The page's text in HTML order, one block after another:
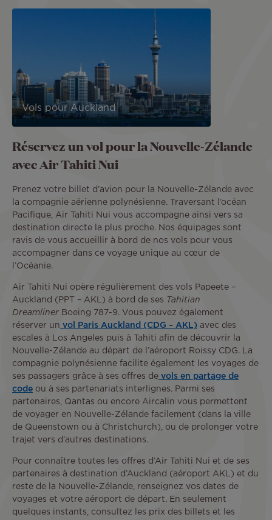
Vols pour Auckland
Réservez un vol pour la Nouvelle-Zélande
avec Air Tahiti Nui
Prenez votre billet d’avion pour la Nouvelle-Zélande avec
la compagnie aérienne polynésienne. Traversant l’océan
Pacifique, Air Tahiti Nui vous accompagne ainsi vers sa
destination directe la plus proche. Nos équipages sont
ravis de vous accueillir à bord de nos vols pour vous
accompagner dans ce voyage unique au cœur de
l’Océanie.
Air Tahiti Nui opère régulièrement des vols Papeete –
Auckland (PPT – AKL) à bord de ses
Tahitian
Dreamliner Boeing 787-9. Vous pouvez également
réserver un vol Paris Auckland (CDG – AKL) avec des
escales à Los Angeles puis à Tahiti afin de découvrir la
Nouvelle-Zélande au départ de l’aéroport Roissy CDG. La
compagnie polynésienne facilite également les voyages de
ses passagers grâce à ses offres de vols en partage de
code ou à ses partenariats interlignes. Parmi ses
partenaires, Qantas ou encore Aircalin vous permettent
de voyager en Nouvelle-Zélande facilement (dans la ville
de Queenstown ou à Christchurch), ou de prolonger votre
trajet vers d’autres destinations.
Pour connaître toutes les offres d’Air Tahiti Nui et de ses
partenaires à destination d’Auckland (aéroport AKL) et du
reste de la Nouvelle-Zélande, renseignez vos dates de
voyages et votre aéroport de départ. En seulement
quelques instants, consultez les prix des billets et les